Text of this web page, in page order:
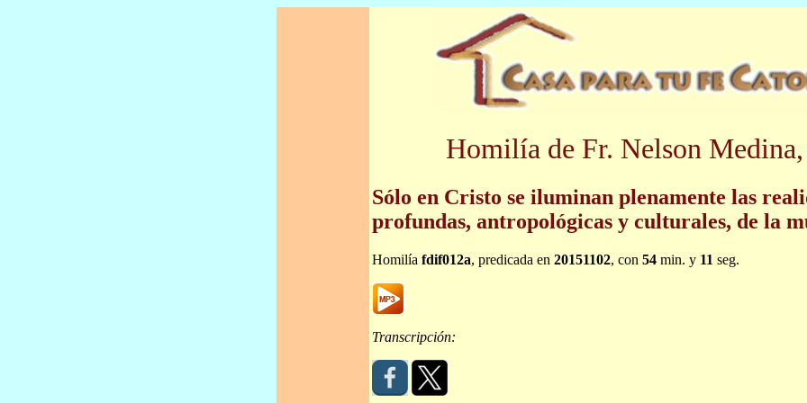
Homilía de Fr. Nelson Medina,
Sólo en Cristo se iluminan plenamente las
profundas, antropológicas y culturales, de la
Homilía fdif012a, predicada en 20151102, con 54 min. y 11 seg.
Transcripción: